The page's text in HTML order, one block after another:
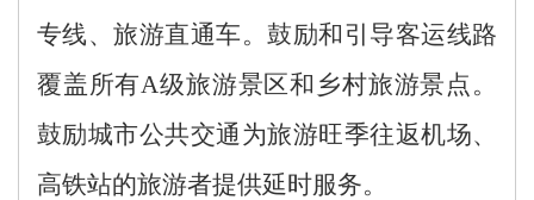
专线、旅游直通车。 鼓励和引导客运线路
覆盖所有A级旅游景区和 乡村旅游景点 。
鼓励城市公共交通为旅游旺季往返机场、
高铁站的旅游者提供延时服务。